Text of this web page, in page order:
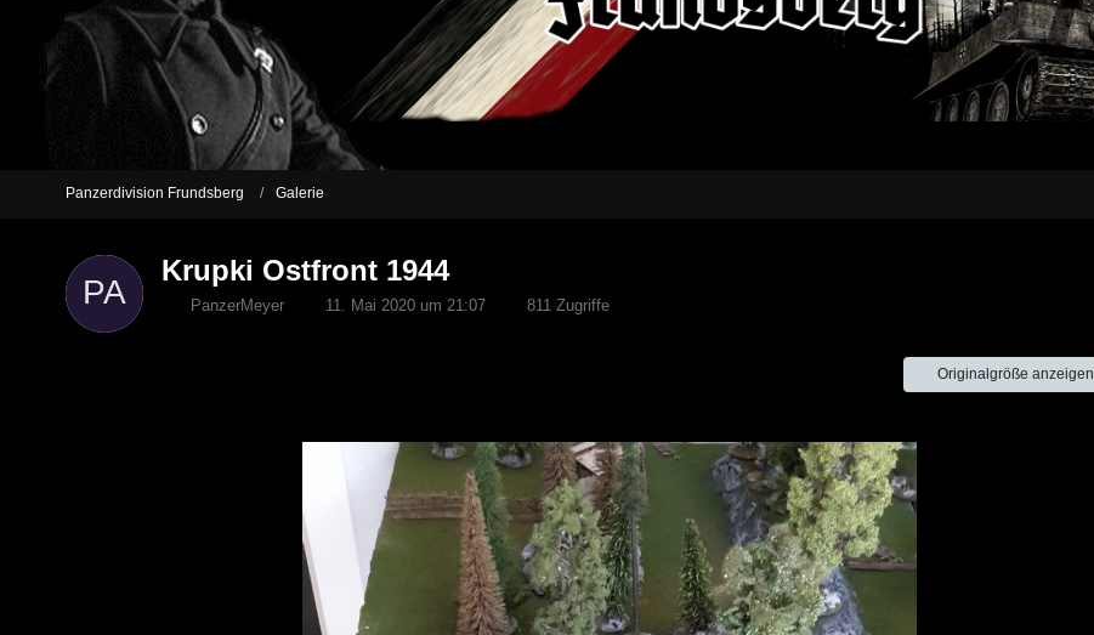
Panzerdivision Frundsberg Galerie
Krupki Ostfront 1944
PanzerMeyer 11. Mai 2020 um 21:07 811 Zugriffe
Originalgröße anzeigen